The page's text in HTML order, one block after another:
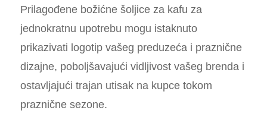
Prilagođene božićne šoljice za kafu za
jednokratnu upotrebu mogu istaknuto
prikazivati ​​logotip vašeg preduzeća i praznične
dizajne, poboljšavajući vidljivost vašeg brenda i
ostavljajući trajan utisak na kupce tokom
praznične sezone.